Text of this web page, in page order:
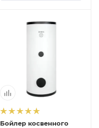
Бойлер косвенного